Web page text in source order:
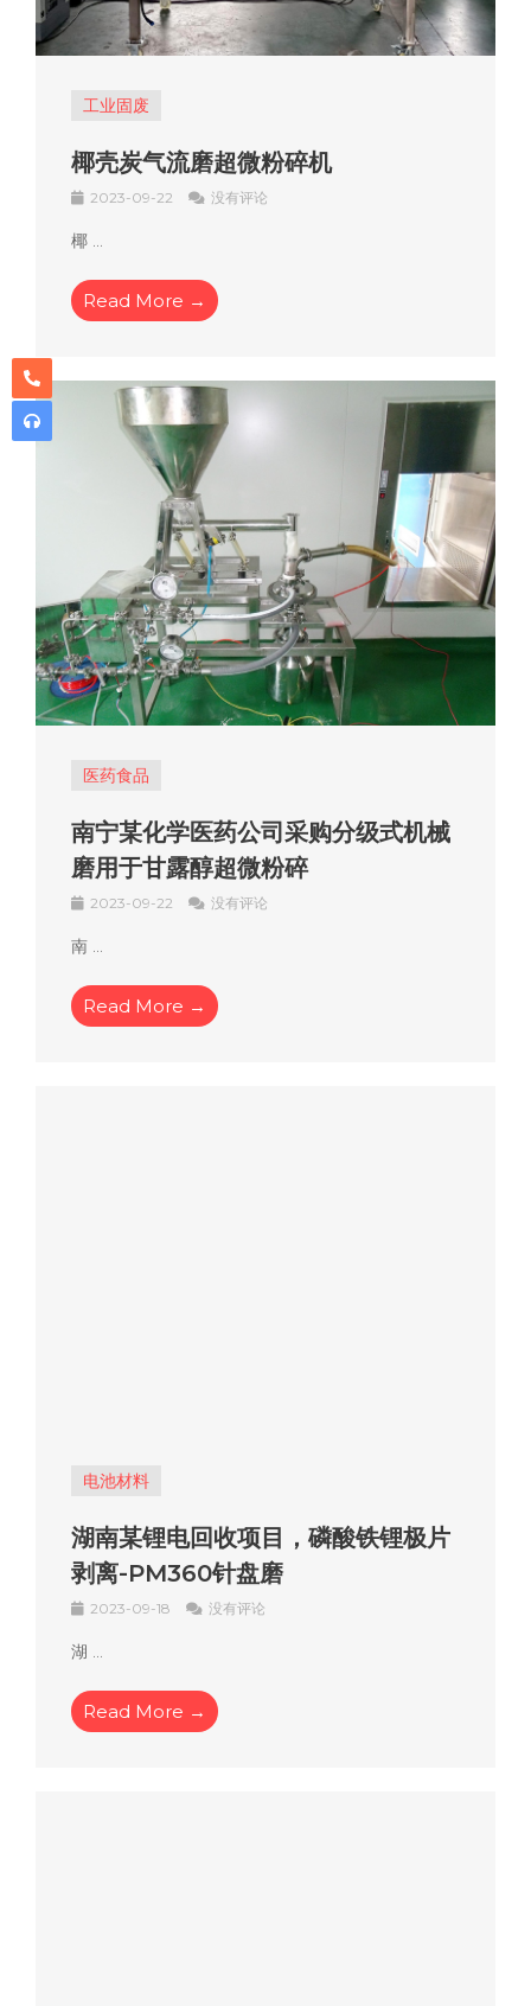
工业固废
椰壳炭气流磨超微粉碎机
2023-09-22 没有评论
椰 ...
Read More →
医药食品
南宁某化学医药公司采购分级式机械
磨用于甘露醇超微粉碎
2023-09-22 没有评论
南 ...
Read More →
电池材料
湖南某锂电回收项目，磷酸铁锂极片
剥离-PM360针盘磨
2023-09-18 没有评论
湖 ...
Read More →